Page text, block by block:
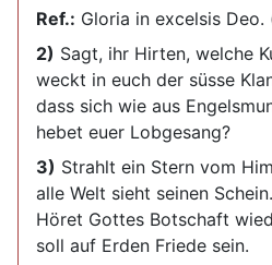
Ref.: Gloria in excelsis Deo.
2) Sagt, ihr Hirten, welche
weckt in euch der süsse
dass sich wie aus
hebet euer Lobgesang?
3) Strahlt ein Stern vom
alle Welt sieht seinen Schein.
Höret Gottes Botschaft
soll auf Erden Friede sein.